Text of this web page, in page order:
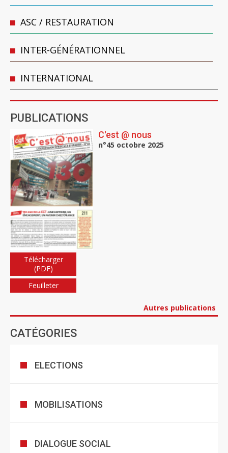
ASC / RESTAURATION
INTER-GÉNÉRATIONNEL
INTERNATIONAL
PUBLICATIONS
C'est @ nous
n°45 octobre 2025
Télécharger
(PDF)
Feuilleter
Autres publications
CATÉGORIES
ELECTIONS
MOBILISATIONS
DIALOGUE SOCIAL